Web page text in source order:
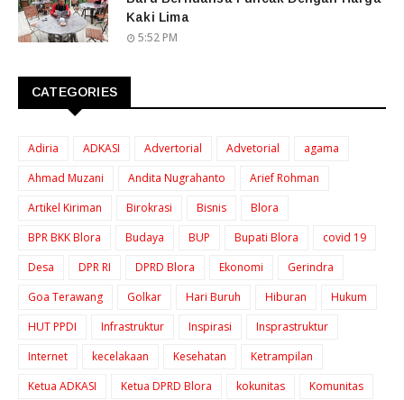
Kaki Lima
5:52 PM
CATEGORIES
Adiria ADKASI Advertorial Advetorial
agama
Ahmad Muzani
Andita Nugrahanto
Arief Rohman
Artikel Kiriman
Birokrasi Bisnis
Blora
BPR BKK Blora
Budaya BUP Bupati Blora
covid 19
Desa
DPR RI DPRD Blora Ekonomi
Gerindra
Goa Terawang
Golkar Hari Buruh Hiburan
Hukum
HUT PPDI
Infrastruktur Inspirasi
Insprastruktur
Internet
kecelakaan Kesehatan
Ketrampilan
Ketua ADKASI
Ketua DPRD Blora kokunitas
Komunitas